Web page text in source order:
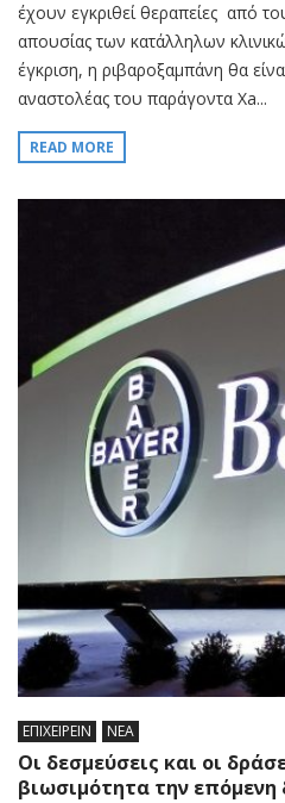
έχουν εγκριθεί θεραπείες από
απουσίας των κατάλληλων
έγκριση, η ριβαροξαμπάνη θα
αναστολέας του παράγοντα Xa...
READ MORE
ΕΠΙΧΕΙΡΕΙΝ ΝΕΑ
Οι δεσμεύσεις και οι
βιωσιμότητα την επόμενη